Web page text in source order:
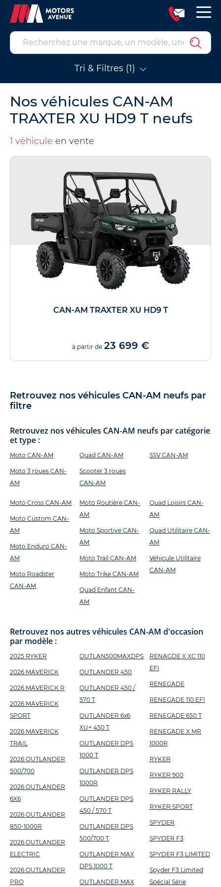
Tri & Filtres (1)
Nos véhicules CAN-AM
TRAXTER XU HD9 T neufs
1 véhicule en vente
CAN-AM TRAXTER XU HD9 T
à partir de 23 699 €
Retrouvez nos véhicules CAN-AM neufs par
filtre
Retrouvez nos véhicules CAN-AM neufs par catégorie
et type :
Moto CAN-AM
Moto 3 roues CAN-
AM
Quad CAN-AM
Scooter 3 roues
CAN-AM
SSV CAN-AM
Moto Cross CAN-AM
Moto Custom CAN-
AM
Moto Enduro CAN-
AM
Moto Roadster
CAN-AM
Moto Routière CAN-
AM
Moto Sportive CAN-
AM
Moto Trail CAN-AM
Moto Trike CAN-AM
Quad Enfant CAN-
AM
Quad Loisirs CAN-
AM
Quad Utilitaire CAN-
AM
Véhicule Utilitaire
CAN-AM
Retrouvez nos autres véhicules CAN-AM d'occasion
par modèle :
2025 RYKER
2026 MAVERICK
2026 MAVERICK R
2026 MAVERICK
SPORT
2026 MAVERICK
TRAIL
2026 OUTLANDER
500/700
2026 OUTLANDER
6X6
2026 OUTLANDER
850-1000R
2026 OUTLANDER
ELECTRIC
2026 OUTLANDER
PRO
OUTLAN500MAXDPS
OUTLANDER 450
OUTLANDER 450 /
570 T
OUTLANDER 6x6
XU+ 450 T
OUTLANDER DPS
1000 T
OUTLANDER DPS
1000R
OUTLANDER DPS
450 / 570 T
OUTLANDER DPS
500/700 T
OUTLANDER MAX
DPS 1000 T
OUTLANDER MAX
RENAGDE X XC 110
EFI
RENEGADE
RENEGADE 110 EFI
RENEGADE 650 T
RENEGADE X MR
1000R
RYKER
RYKER 900
RYKER RALLY
RYKER SPORT
SPYDER
SPYDER F3
SPYDER F3 LIMITED
Spyder F3 Limited
Spécial Série